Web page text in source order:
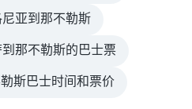
亚到那不勒斯
那不勒斯的巴士票
斯巴士时间和票价